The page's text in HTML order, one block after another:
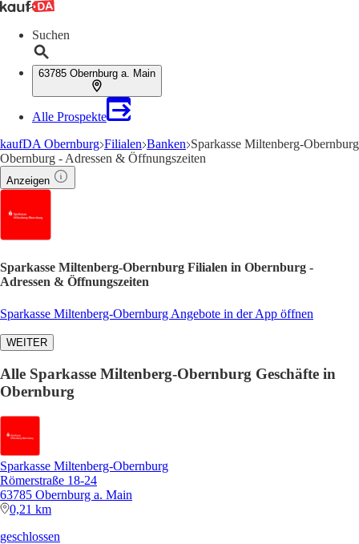
Suchen
63785 Obernburg a. Main
Alle Prospekte
kaufDA Obernburg Filialen Banken Sparkasse Miltenberg-Obernburg
Obernburg - Adressen & Öffnungszeiten
Anzeigen
Sparkasse Miltenberg-Obernburg Filialen in Obernburg -
Adressen & Öffnungszeiten
Sparkasse Miltenberg-Obernburg Angebote in der App öffnen
WEITER
Alle Sparkasse Miltenberg-Obernburg Geschäfte in
Obernburg
Sparkasse Miltenberg-Obernburg
Römerstraße 18-24
63785 Obernburg a. Main
0,21 km
geschlossen